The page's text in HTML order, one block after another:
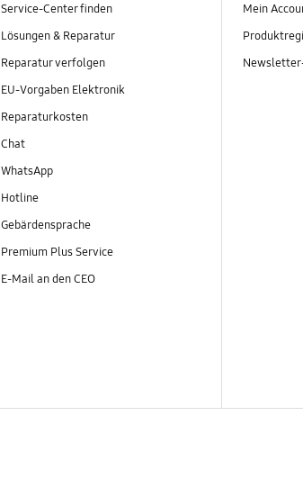
Service-Center finden
Lösungen & Reparatur
Reparatur verfolgen
EU-Vorgaben Elektronik
Reparaturkosten
Chat
WhatsApp
Hotline
Gebärdensprache
Premium Plus Service
E-Mail an den CEO
Mein